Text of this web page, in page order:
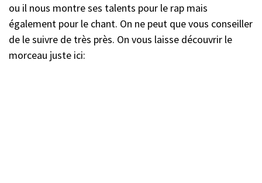
ou il nous montre ses talents pour le rap mais
également pour le chant. On ne peut que vous conseiller
de le suivre de très près. On vous laisse découvrir le
morceau juste ici: